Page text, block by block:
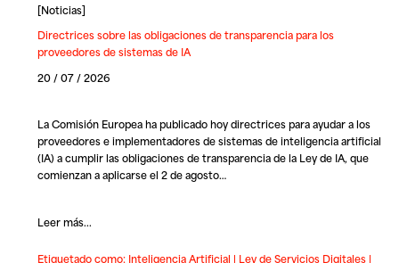
[Noticias]
Directrices sobre las obligaciones de transparencia para los
proveedores de sistemas de IA
20 / 07 / 2026
La Comisión Europea ha publicado hoy directrices para ayudar a los
proveedores e implementadores de sistemas de inteligencia artificial
(IA) a cumplir las obligaciones de transparencia de la Ley de IA, que
comienzan a aplicarse el 2 de agosto…
Leer más...
Etiquetado como: Inteligencia Artificial | Ley de Servicios Digitales|